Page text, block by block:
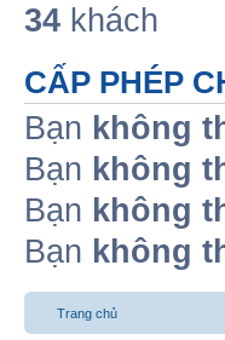
34 khách
CẤP PHÉP
Bạn không
Bạn không
Bạn không
Bạn không
Trang chủ